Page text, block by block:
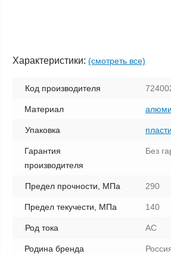
Характеристики: (смотреть все)
Код производителя
Материал
Упаковка
Гарантия
производителя
Без
Предел прочности, МПа 290
Предел текучести, МПа 140
Род тока AC
Родина бренда